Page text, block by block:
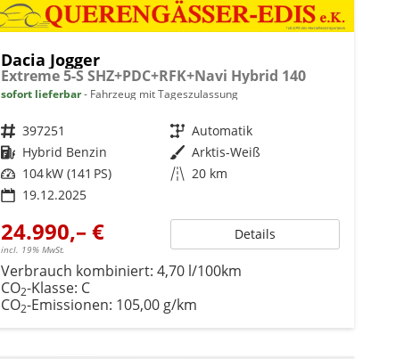
Dacia Jogger
Extreme 5-S SHZ+PDC+RFK+Navi Hybrid 140
sofort lieferbar Fahrzeug mit Tageszulassung
Fahrzeugnr. 397251 Getriebe Automatik
Kraftstoff Hybrid Benzin Außenfarbe Arktis-Weiß
Leistung 104 kW (141 PS) Kilometerstand 20 km
19.12.2025
24.990,– €
incl. 19% MwSt.
Details
Verbrauch kombiniert: 4,70 l/100km
CO2-Klasse: C
CO2-Emissionen: 105,00 g/km